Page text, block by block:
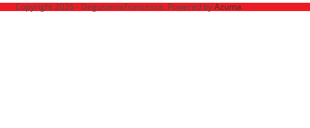
Copyright 2026 - DegusteriaFrancesca. Powered byAzuma.